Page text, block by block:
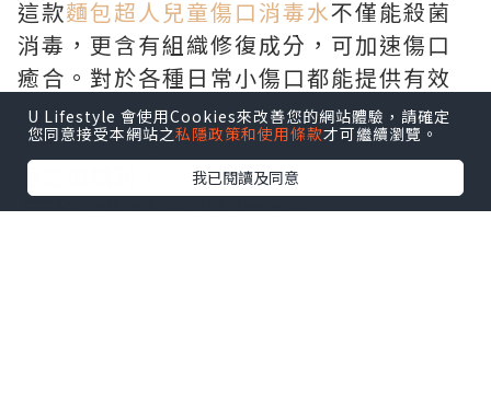
U Lifestyle 會使用Cookies來改善您的網站體驗，請確定
您同意接受本網站之私隱政策和使用條款才可繼續瀏覽。
我已閱讀及同意
這款麵包超人兒童傷口消毒水不僅能殺菌
消毒，更含有組織修復成分，可加速傷口
癒合。對於各種日常小傷口都能提供有效
護理，配合液體絆創膏使用，能在傷口表
面形成保護膜，避免二次感染，讓癒合過
便攜設計隨時防護